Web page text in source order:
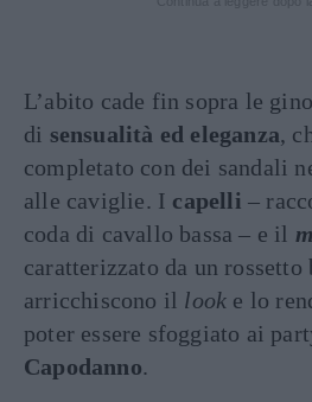
L’abito cade fin sopra le
di sensualità ed eleganza,
completato con dei sandali
alle caviglie. I capelli –
coda di cavallo bassa – e il
caratterizzato da un rossetto
arricchiscono il look e lo
poter essere sfoggiato ai
Capodanno.